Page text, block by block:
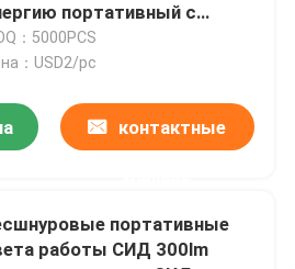
портативный с
пластмассой
ABS резца
：5000PCS
：USD2/pc
контактные
портативные
работы СИД 300lm